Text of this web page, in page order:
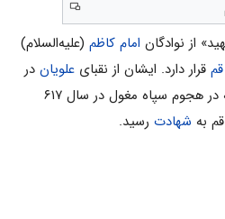
از نوادگان امام کاظم (علیه‌السلام)
قم قرار دارد. ایشان از نقباى علویان در
قرن هفتم هجری بوده است که در هجوم سپاه مغول در سال ۶۱۷
به شهادت رسید.